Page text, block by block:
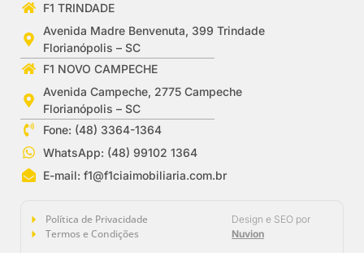
F1 TRINDADE
Avenida Madre Benvenuta, 399 Trindade
Florianópolis – SC
F1 NOVO CAMPECHE
Avenida Campeche, 2775 Campeche
Florianópolis – SC
Fone: (48) 3364-1364
WhatsApp: (48) 99102 1364
E-mail:f1@f1ciaimobiliaria.com.br
Política de Privacidade
Termos e Condições
Design e SEO por
Nuvion